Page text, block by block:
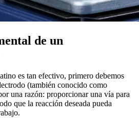
de un
es tan efectivo, primero debemos
(también conocido como
una razón: proporcionar una vía para
que la reacción deseada pueda